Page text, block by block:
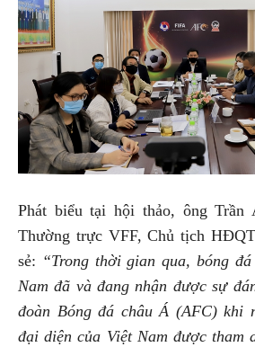
Phát biểu tại hội thảo, ông
Thường trực VFF, Chủ tịch
sẻ: “Trong thời gian qua, bóng
Nam đã và đang nhận được sự
đoàn Bóng đá châu Á (AFC) khi
đại diện của Việt Nam được tham